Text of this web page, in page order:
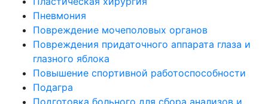
Пневмония
Повреждение мочеполовых органов
Повреждения придаточного аппарата глаза и
глазного яблока
Повышение спортивной работоспособности
Подагра
Подготовка больного для сбора анализов и